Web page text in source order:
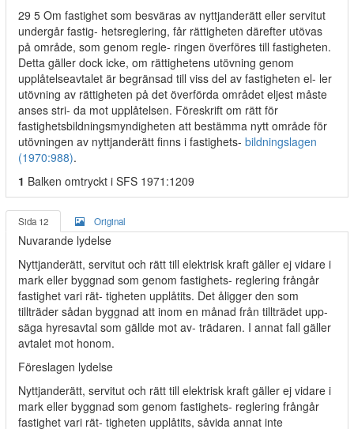
29 5 Om fastighet som besväras av nyttjanderätt eller servitut
undergår fastig- hetsreglering, får rättigheten därefter utövas
på område, som genom regle- ringen överföres till fastigheten.
Detta gäller dock icke, om rättighetens utövning genom
upplåtelseavtalet är begränsad till viss del av fastigheten el- ler
utövning av rättigheten på det överförda området eljest måste
anses stri- da mot upplåtelsen. Föreskrift om rätt för
fastighetsbildningsmyndigheten att bestämma nytt område för
utövningen av nyttjanderätt finns i fastighets- bildningslagen
(1970:988).
1 Balken omtryckt i SFS 1971:1209
Sida 12 Original
Nuvarande lydelse
Nyttjanderätt, servitut och rätt till elektrisk kraft gäller ej vidare i
mark eller byggnad som genom fastighets- reglering frångår
fastighet vari rät- tigheten upplåtits. Det åligger den som
tillträder sådan byggnad att inom en månad från tillträdet upp-
säga hyresavtal som gällde mot av- trädaren. I annat fall gäller
avtalet mot honom.
Föreslagen lydelse
Nyttjanderätt, servitut och rätt till elektrisk kraft gäller ej vidare i
mark eller byggnad som genom fastighets- reglering frångår
fastighet vari rät- tigheten upplåtits, såvida annat inte